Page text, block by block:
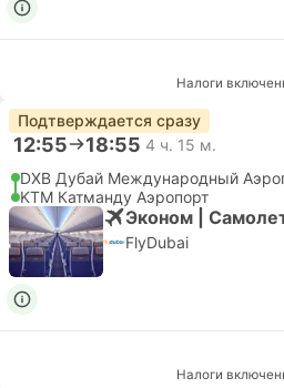
Налоги
Подтверждается сразу
12:55 18:55 4 ч. 15 м.
DXB Дубай Международный
KTM Катманду Аэропорт
Эконом |
FlyDubai
Налоги